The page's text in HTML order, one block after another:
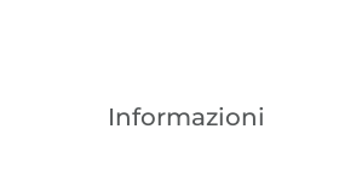
Informazioni